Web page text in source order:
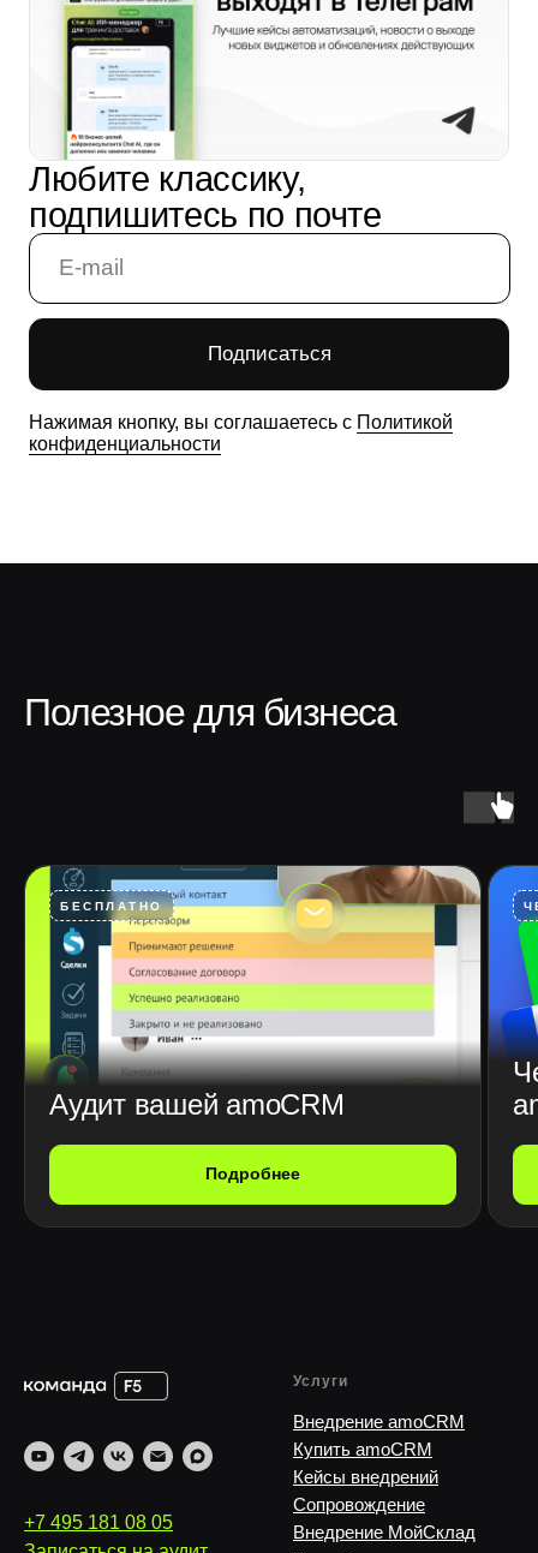
Полезное для бизнеса
БЕСПЛАТНО
Аудит вашей amoCRM
Подробнее
+7 495 181 08 05
Услуги
Внедрение amoCRM
Купить amoCRM
Кейсы внедрений
Сопровождение
Внедрение МойСклад